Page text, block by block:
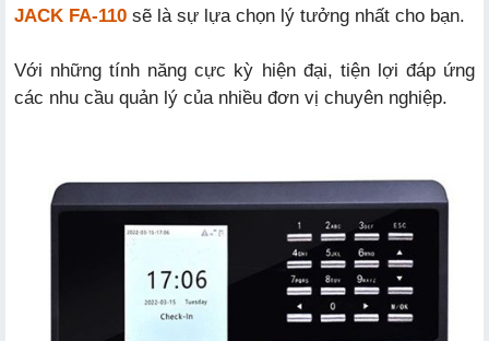
JACK FA-110 sẽ là sự lựa chọn lý tưởng nhất cho bạn.
Với những tính năng cực kỳ hiện đại, tiện lợi đáp ứng
các nhu cầu quản lý của nhiều đơn vị chuyên nghiệp.